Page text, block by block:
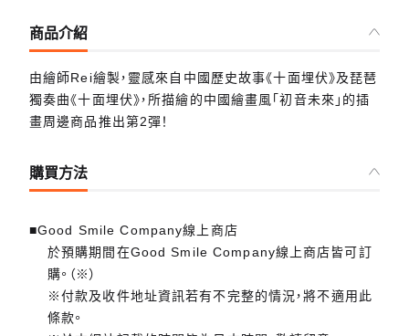
商品介紹
由繪師Rei繪製，靈感來自中國歷史故事《十面埋伏》及琵琶
獨奏曲《十面埋伏》，所描繪的中國繪畫風「初音未來」的插
畫周邊商品推出第2彈！
購買方法
■Good Smile Company線上商店
於預購期間在Good Smile Company線上商店皆可訂
購。（※）
※付款及收件地址資訊若有不完整的情況，將不適用此
條款。